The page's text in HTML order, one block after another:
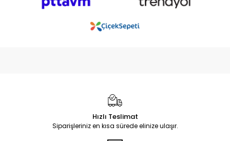
Hızlı Teslimat
Siparişleriniz en kısa sürede elinize ulaşır.